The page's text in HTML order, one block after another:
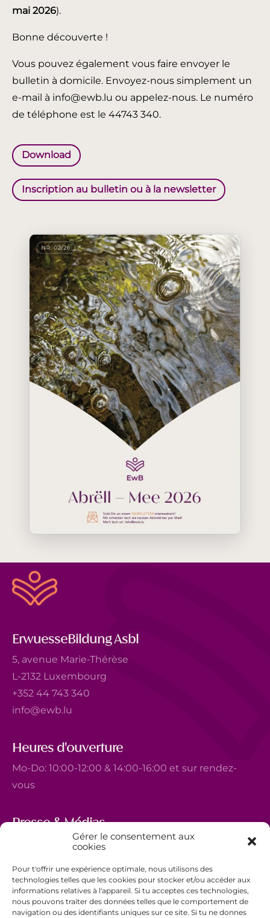
Gérer le consentement aux
cookies
Pour t'offrir une expérience optimale, nous utilisons des
technologies telles que les cookies pour stocker et/ou accéder aux
informations relatives à l'appareil. Si tu acceptes ces technologies,
nous pouvons traiter des données telles que le comportement de
navigation ou des identifiants uniques sur ce site. Si tu ne donnes
mai 2026).
Bonne découverte !
Vous pouvez également vous faire envoyer le
bulletin à domicile. Envoyez-nous simplement un
e-mail à info@ewb.lu ou appelez-nous. Le numéro
de téléphone est le 44743 340.
Download
Inscription au bulletin ou à la newsletter
ErwuesseBildung Asbl
5, avenue Marie-Thérèse
L-2132 Luxembourg
+352 44 743 340
info@ewb.lu
Heures d'ouverture
Mo-Do: 10:00-12:00 & 14:00-16:00 et sur rendez-
vous
Presse & Médias
5, avenue Marie-Thérèse
+352 44 743 340
comm@ewb.lu